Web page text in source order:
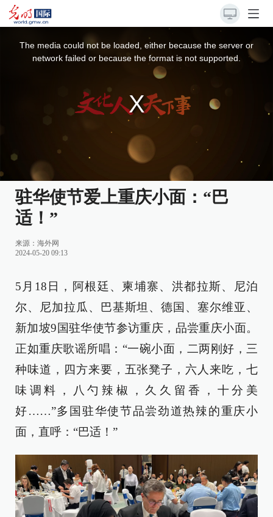
The media could not be loaded, either because the server or
network failed or because the format is not supported.
驻华使节爱上重庆小面：“巴
适！”
来源： 海外网
2024-05-20 09:13
5月18日，阿根廷、柬埔寨、洪都拉斯、尼泊
尔、尼加拉瓜、巴基斯坦、德国、塞尔维亚、
新加坡9国驻华使节参访重庆，品尝重庆小面。
正如重庆歌谣所唱：“一碗小面，二两刚好，三
种味道，四方来要，五张凳子，六人来吃，七
味调料，八勺辣椒，久久留香，十分美
好……”多国驻华使节品尝劲道热辣的重庆小
面，直呼：“巴适！”